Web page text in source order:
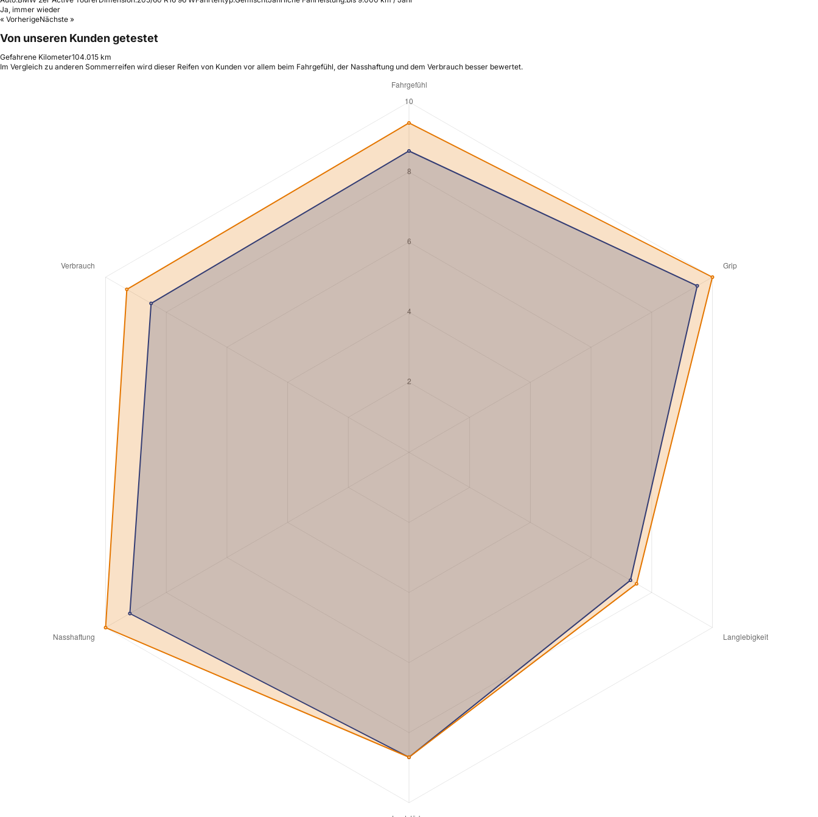
Ja, immer wieder
« VorherigeNächste »
Von unseren Kunden getestet
Gefahrene Kilometer104.015 km
Im Vergleich zu anderen Sommerreifen wird dieser Reifen von Kunden vor allem beim Fahrgefühl, der Nasshaftung und dem Verbrauch besser bewertet.